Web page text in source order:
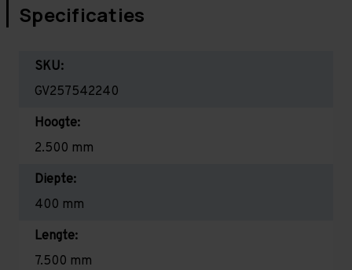
Specificaties
SKU:
GV257542240
Hoogte:
2.500 mm
Diepte:
400 mm
Lengte:
7.500 mm